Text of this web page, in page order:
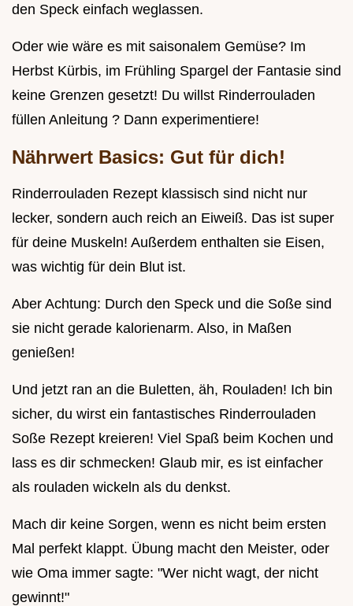
den Speck einfach weglassen.
Oder wie wäre es mit saisonalem Gemüse? Im
Herbst Kürbis, im Frühling Spargel der Fantasie sind
keine Grenzen gesetzt! Du willst Rinderrouladen
füllen Anleitung ? Dann experimentiere!
Nährwert Basics: Gut für dich!
Rinderrouladen Rezept klassisch sind nicht nur
lecker, sondern auch reich an Eiweiß. Das ist super
für deine Muskeln! Außerdem enthalten sie Eisen,
was wichtig für dein Blut ist.
Aber Achtung: Durch den Speck und die Soße sind
sie nicht gerade kalorienarm. Also, in Maßen
genießen!
Und jetzt ran an die Buletten, äh, Rouladen! Ich bin
sicher, du wirst ein fantastisches Rinderrouladen
Soße Rezept kreieren! Viel Spaß beim Kochen und
lass es dir schmecken! Glaub mir, es ist einfacher
als rouladen wickeln als du denkst.
Mach dir keine Sorgen, wenn es nicht beim ersten
Mal perfekt klappt. Übung macht den Meister, oder
wie Oma immer sagte: "Wer nicht wagt, der nicht
gewinnt!"